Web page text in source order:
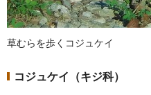
草むらを歩くコジュケイ
コジュケイ（キジ科）